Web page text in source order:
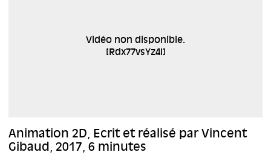
Vidéo non disponible.
[Rdx77vsYz4I]
Animation 2D, Ecrit et réalisé par Vincent
Gibaud, 2017, 6 minutes